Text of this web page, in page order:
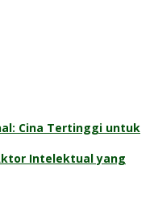
Cina Tertinggi untuk
Intelektual yang